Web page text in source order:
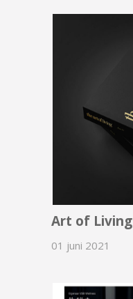
Art of Living
01 juni 2021